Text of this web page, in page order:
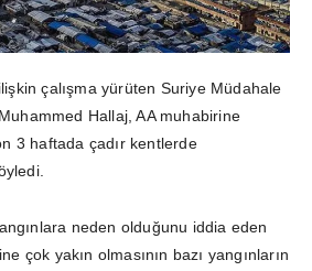
çalışma yürüten Suriye Müdahale
Hallaj, AA muhabirine
3 haftada çadır kentlerde
neden olduğunu iddia eden
çok yakın olmasının bazı yangınların